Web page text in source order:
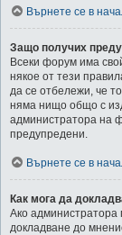
Върнете се в
Защо получих
Всеки форум има
някое от тези
да се отбележи, че
няма нищо общо с
администратора на
предупредени.
Върнете се в
Как мога да
Ако администратора
докладване до